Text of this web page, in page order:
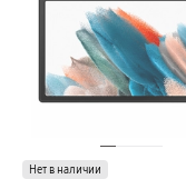
Нет в наличии